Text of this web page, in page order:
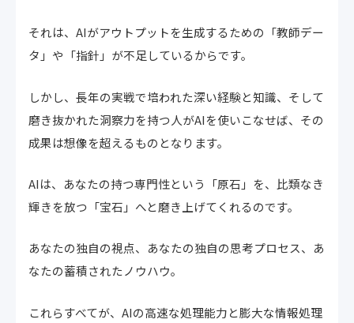
それは、AIがアウトプットを生成するための「教師デー
タ」や「指針」が不足しているからです。
しかし、長年の実戦で培われた深い経験と知識、そして
磨き抜かれた洞察力を持つ人がAIを使いこなせば、その
成果は想像を超えるものとなります。
AIは、あなたの持つ専門性という「原石」を、比類なき
輝きを放つ「宝石」へと磨き上げてくれるのです。
あなたの独自の視点、あなたの独自の思考プロセス、あ
なたの蓄積されたノウハウ。
これらすべてが、AIの高速な処理能力と膨大な情報処理